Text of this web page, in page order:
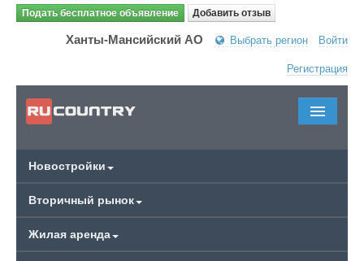
Подать бесплатное объявление Добавить отзыв
Ханты-Мансийский АО Выбрать регион Войти
Регистрация
Новостройки
Вторичный рынок
Жилая аренда